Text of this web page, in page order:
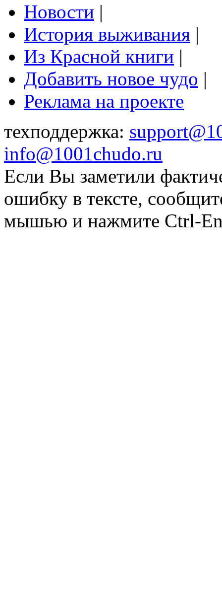
Новости |
История выживания |
Из Красной книги |
Добавить новое чудо |
Реклама на проекте
техподдержка:
info@1001chudo.ru
Если Вы заметили
ошибку в тексте,
мышью и нажмите Ctrl-